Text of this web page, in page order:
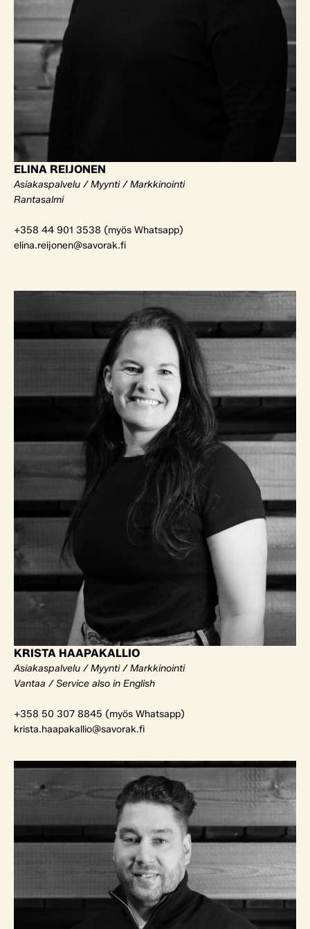
ELINA REIJONEN
Asiakaspalvelu / Myynti / Markkinointi
Rantasalmi
+358 44 901 3538 (myös Whatsapp)
elina.reijonen@savorak.fi
KRISTA HAAPAKALLIO
Asiakaspalvelu / Myynti / Markkinointi
Vantaa / Service also in English
+358 50 307 8845 (myös Whatsapp)
krista.haapakallio@savorak.fi